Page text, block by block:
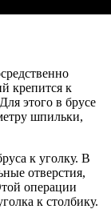
крепится к
этого в брусе
шпильки,
к уголку. В
отверстия,
операции
к столбику.